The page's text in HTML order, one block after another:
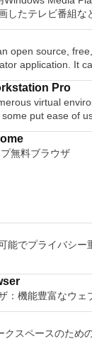
リエトゥビウ、マ
ポルトガル、ポル
、スロヴェンスキ
。
をバックアップお
ます。 Bluetoothキーボードのサポ
ジョンがありま
のWebサイ
Connectをダウン
カウントの資格情
にサインイン
ます。 VNC Connectを使用する
はエンドツーエン
ピューターをパス
および360ビデオ
Mixed Reality
をサポート Fire
トライアルです。
2007。 Microsoft Office OneNote
Microsoft
グラムのこの
as PDFまたは
フトウェアの補
フトウェアのライ
件：サポートされ
Server 2003
has multiple
Spanish,
between
features,
and multiple
check and word
Edition supports
templates. Key features
word processor.
analysis. 100%
free suite, WPS
features,
int he Writer
spell
neat tools such
converting
The Writer
Presentation
maker that
and
したテレビ番組な
しています。 再
デバイスとの同
所で行えます。 シンプルな
外観でデジタル
音楽をより多く -
。 エンターテイ
写真、録画したテ
でも楽しめる -
できます。
open source,
It can emulate
from DEC
& 2 and serial port
scripting
Supports
digital/vt terminal
which allows
So, if you need
and supports remote Telnet
then Tera Term
Pro
virtual
put ease of
above stability.
the fastest and
a new OS,
software.
and drop VMs
Encrypted VMs -
Expiring Virtual
Latest
Enterprise
virtual disks, and
IPv6-to-IPv4 NAT
Memory - Up to
HD audio,
無料ブラウザ
能でプライバシ
：機能豊富なウェ
クスペースのため